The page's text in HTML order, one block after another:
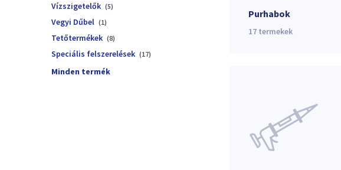
Vízszigetelők (5)
Vegyi Dűbel (1)
Tetőtermékek (8)
Speciális felszerelések (17)
Minden termék
Purhabok
17 termekek